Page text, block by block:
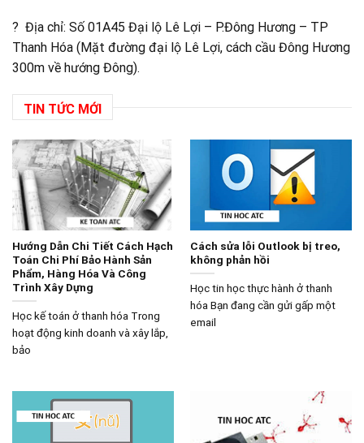
? Địa chỉ: Số 01A45 Đại lộ Lê Lợi – P.Đông Hương – TP
Thanh Hóa (Mặt đường đại lộ Lê Lợi, cách cầu Đông Hương
300m về hướng Đông).
TIN TỨC MỚI
Hướng Dẫn Chi Tiết Cách Hạch
Toán Chi Phí Bảo Hành Sản
Phẩm, Hàng Hóa Và Công
Trình Xây Dựng
Học kế toán ở thanh hóa Trong
hoạt động kinh doanh và xây lắp,
bảo
Cách sửa lỗi Outlook bị treo,
không phản hồi
Học tin học thực hành ở thanh
hóa Bạn đang cần gửi gấp một
email